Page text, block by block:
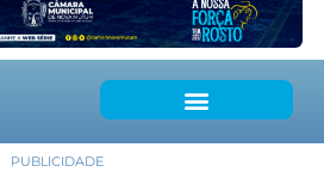
PUBLICIDADE